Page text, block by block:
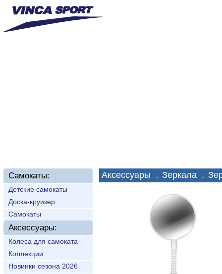
Самокаты:
Детские самокаты
Доска-круизер.
Самокаты
Аксессуары:
Колеса для самоката
Коллекции
Новинки сезона 2026
Аксессуары → Зеркала →